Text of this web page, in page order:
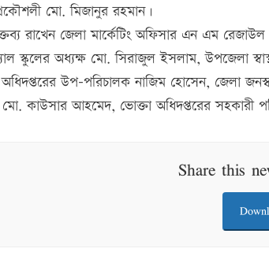
প্রকৌশলী মো. মিজানুর রহমান।
রাখেন জেলা মার্কেটিং অফিসার এন এম
স্কুলের অধ্যক্ষ মো. সিরাজুল ইসলাম, উপজেলা
উপ-পরিচালক নাজিম হোসেন, জেলা
মো. কাউসার আহমেদ, ভোক্তা অধিদপ্তরের সহকারী
Share this